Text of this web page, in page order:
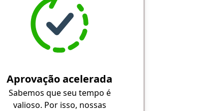
Aprovação acelerada
Sabemos que seu tempo é
valioso. Por isso, nossas